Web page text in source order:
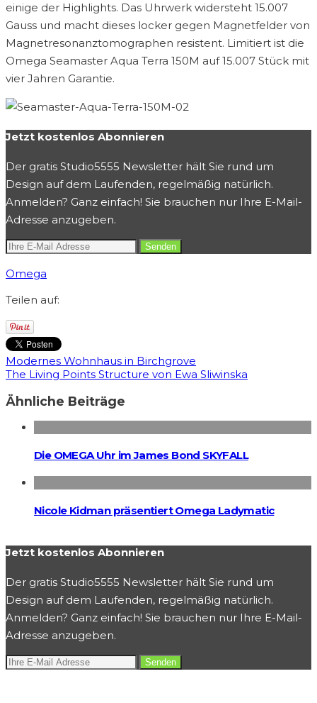
einige der Highlights. Das Uhrwerk widersteht 15.007
Gauss und macht dieses locker gegen Magnetfelder von
Magnetresonanztomographen resistent. Limitiert ist die
Omega Seamaster Aqua Terra 150M auf 15.007 Stück mit
vier Jahren Garantie.
Jetzt kostenlos Abonnieren
Der gratis Studio5555 Newsletter hält Sie rund um
Design auf dem Laufenden, regelmäßig natürlich.
Anmelden? Ganz einfach! Sie brauchen nur Ihre E-Mail-
Adresse anzugeben.
Omega
Teilen auf:
Modernes Wohnhaus in Birchgrove
The Living Points Structure von Ewa Sliwinska
Ähnliche Beiträge
Die OMEGA Uhr im James Bond SKYFALL
Nicole Kidman präsentiert Omega Ladymatic
Jetzt kostenlos Abonnieren
Der gratis Studio5555 Newsletter hält Sie rund um
Design auf dem Laufenden, regelmäßig natürlich.
Anmelden? Ganz einfach! Sie brauchen nur Ihre E-Mail-
Adresse anzugeben.